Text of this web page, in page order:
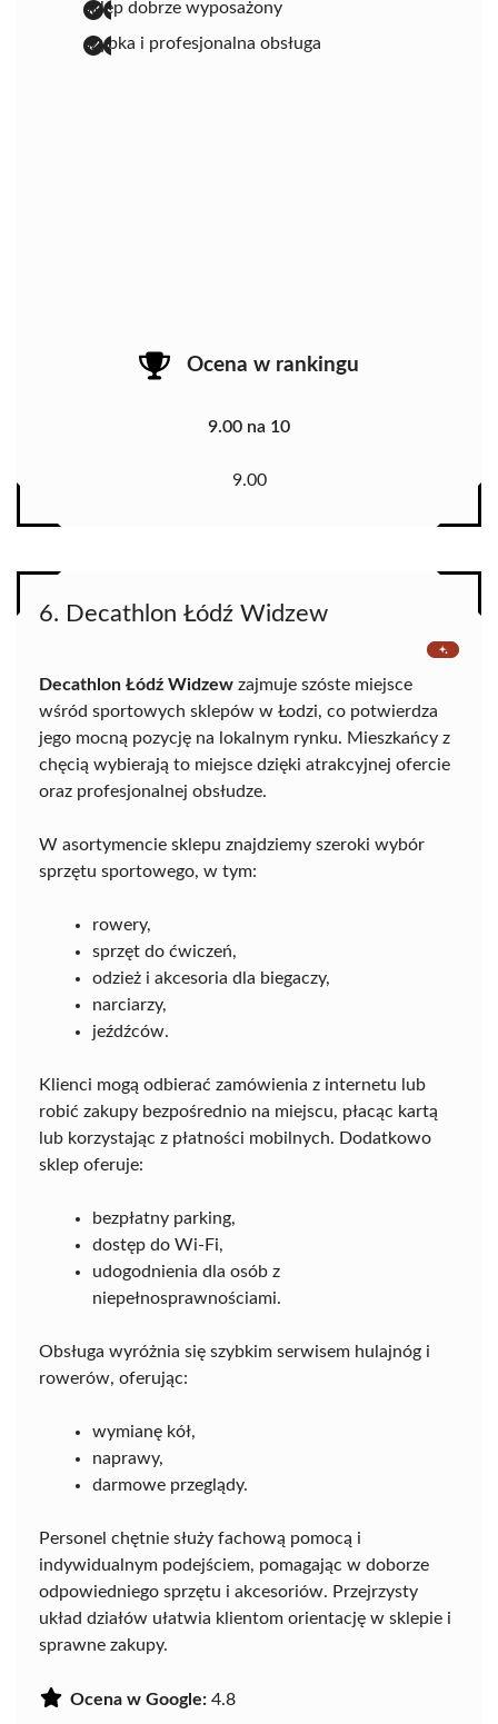
sklep dobrze wyposażony
szybka i profesjonalna obsługa
Ocena w rankingu
9.00 na 10
9.00
6. Decathlon Łódź Widzew
Decathlon Łódź Widzew zajmuje szóste miejsce
wśród sportowych sklepów w Łodzi, co potwierdza
jego mocną pozycję na lokalnym rynku. Mieszkańcy z
chęcią wybierają to miejsce dzięki atrakcyjnej ofercie
oraz profesjonalnej obsłudze.
W asortymencie sklepu znajdziemy szeroki wybór
sprzętu sportowego, w tym:
rowery,
sprzęt do ćwiczeń,
odzież i akcesoria dla biegaczy,
narciarzy,
jeźdźców.
Klienci mogą odbierać zamówienia z internetu lub
robić zakupy bezpośrednio na miejscu, płacąc kartą
lub korzystając z płatności mobilnych. Dodatkowo
sklep oferuje:
bezpłatny parking,
dostęp do Wi-Fi,
udogodnienia dla osób z
niepełnosprawnościami.
Obsługa wyróżnia się szybkim serwisem hulajnóg i
rowerów, oferując:
wymianę kół,
naprawy,
darmowe przeglądy.
Personel chętnie służy fachową pomocą i
indywidualnym podejściem, pomagając w doborze
odpowiedniego sprzętu i akcesoriów. Przejrzysty
układ działów ułatwia klientom orientację w sklepie i
sprawne zakupy.
Ocena w Google: 4.8